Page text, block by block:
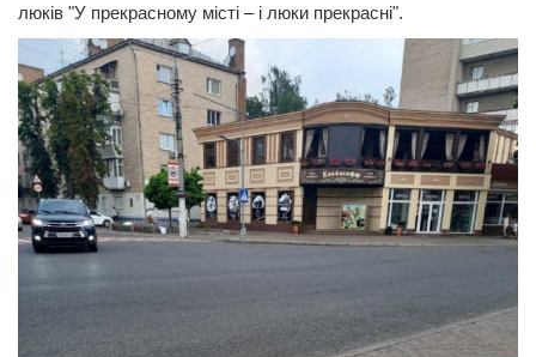
люків "У прекрасному місті – і люки прекрасні".